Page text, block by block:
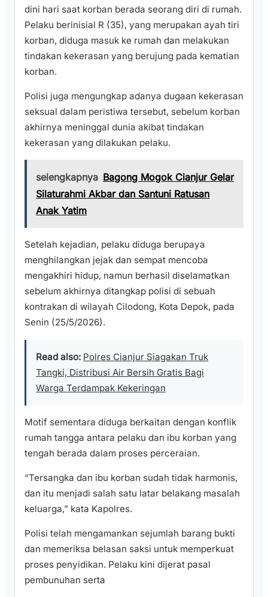
dini hari saat korban berada seorang diri di rumah.
Pelaku berinisial R (35), yang merupakan ayah tiri
korban, diduga masuk ke rumah dan melakukan
tindakan kekerasan yang berujung pada kematian
korban.
Polisi juga mengungkap adanya dugaan kekerasan
seksual dalam peristiwa tersebut, sebelum korban
akhirnya meninggal dunia akibat tindakan
kekerasan yang dilakukan pelaku.
selengkapnya Bagong Mogok Cianjur Gelar
Silaturahmi Akbar dan Santuni Ratusan
Anak Yatim
Setelah kejadian, pelaku diduga berupaya
menghilangkan jejak dan sempat mencoba
mengakhiri hidup, namun berhasil diselamatkan
sebelum akhirnya ditangkap polisi di sebuah
kontrakan di wilayah Cilodong, Kota Depok, pada
Senin (25/5/2026).
Read also: Polres Cianjur Siagakan Truk
Tangki, Distribusi Air Bersih Gratis Bagi
Warga Terdampak Kekeringan
Motif sementara diduga berkaitan dengan konflik
rumah tangga antara pelaku dan ibu korban yang
tengah berada dalam proses perceraian.
“Tersangka dan ibu korban sudah tidak harmonis,
dan itu menjadi salah satu latar belakang masalah
keluarga,” kata Kapolres.
Polisi telah mengamankan sejumlah barang bukti
dan memeriksa belasan saksi untuk memperkuat
proses penyidikan. Pelaku kini dijerat pasal
pembunuhan serta